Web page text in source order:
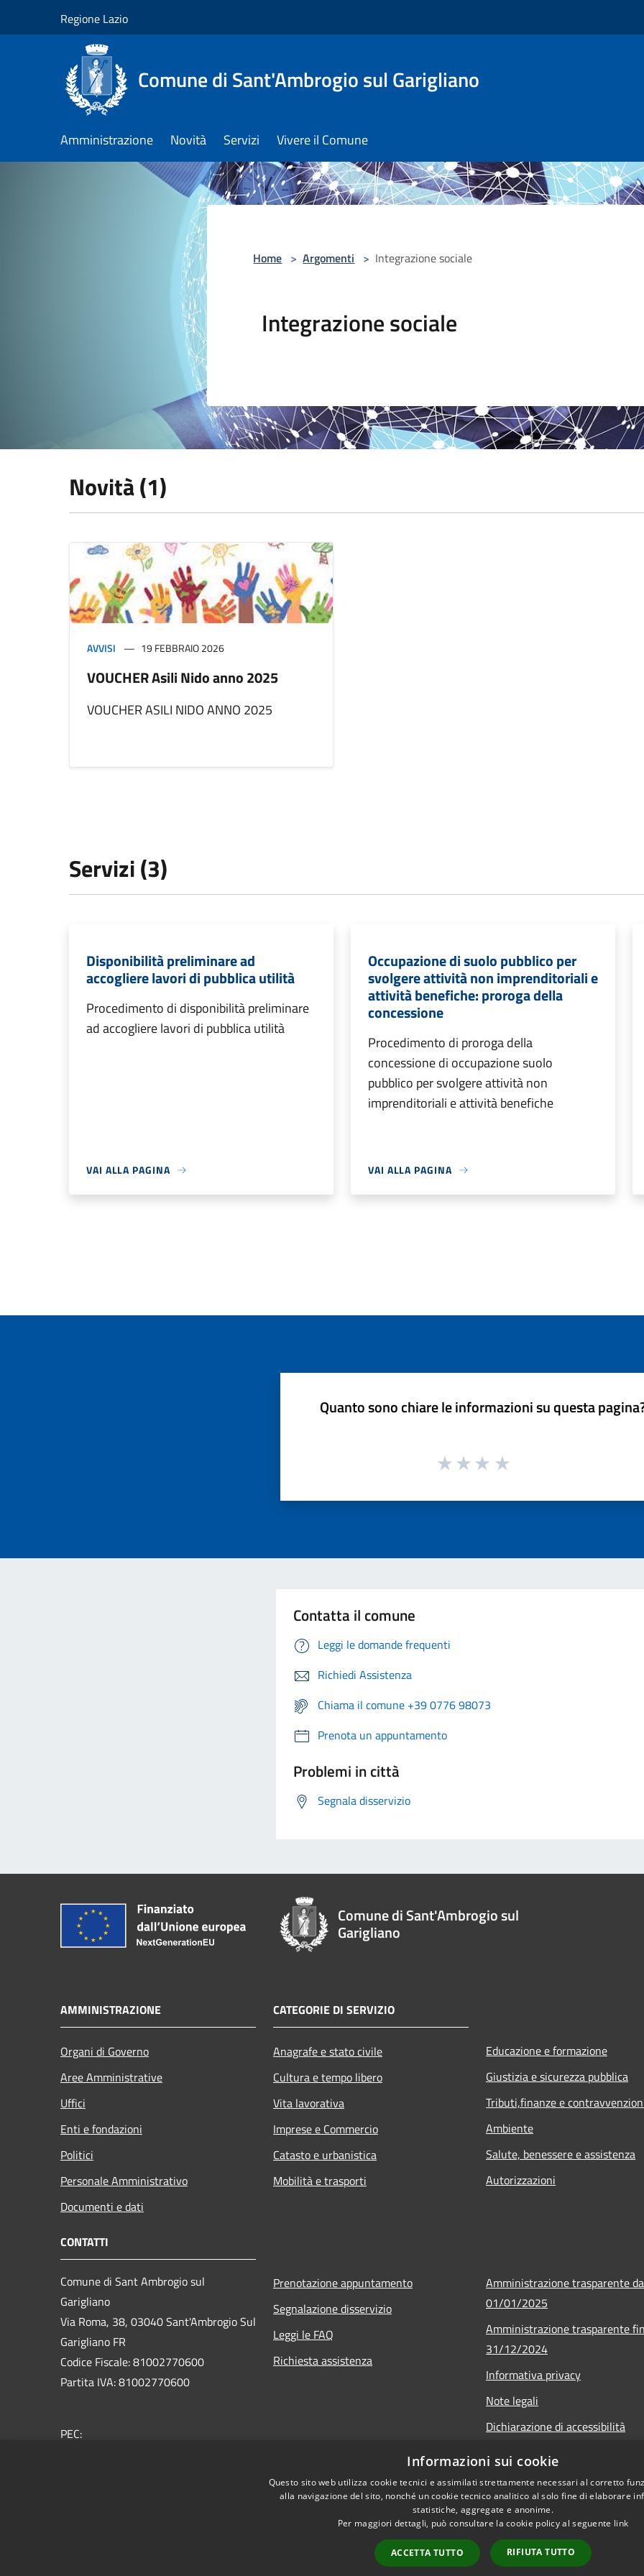
Regione Lazio
Comune di Sant'Ambrogio sul Garigliano
Amministrazione Novità Servizi Vivere il Comune
Home > Argomenti > Integrazione sociale
Integrazione sociale
Novità (1)
AVVISI 19 FEBBRAIO 2026
VOUCHER Asili Nido anno 2025
VOUCHER ASILI NIDO ANNO 2025
Servizi (3)
Disponibilità preliminare ad
accogliere lavori di pubblica utilità
Procedimento di disponibilità preliminare
ad accogliere lavori di pubblica utilità
VAI ALLA PAGINA
Occupazione di suolo pubblico per
svolgere attività non imprenditoriali e
attività benefiche: proroga della
concessione
Procedimento di proroga della
concessione di occupazione suolo
pubblico per svolgere attività non
imprenditoriali e attività benefiche
VAI ALLA PAGINA
Quanto sono chiare le informazioni su questa
Contatta il comune
Leggi le domande frequenti
Richiedi Assistenza
Chiama il comune +39 0776 98073
Prenota un appuntamento
Problemi in città
Segnala disservizio
Comune di Sant'Ambrogio sul
Garigliano
AMMINISTRAZIONE
Organi di Governo
Aree Amministrative
Uffici
Enti e fondazioni
Politici
Personale Amministrativo
Documenti e dati
CATEGORIE DI SERVIZIO
Anagrafe e stato civile
Cultura e tempo libero
Vita lavorativa
Imprese e Commercio
Catasto e urbanistica
Mobilità e trasporti
Educazione e formazione
Giustizia e sicurezza pubblica
Tributi,finanze e
Ambiente
Salute, benessere e assistenza
Autorizzazioni
CONTATTI
Comune di Sant Ambrogio sul
Garigliano
Via Roma, 38, 03040 Sant'Ambrogio Sul
Garigliano FR
Codice Fiscale: 81002770600
Partita IVA: 81002770600
PEC:
Prenotazione appuntamento
Segnalazione disservizio
Leggi le FAQ
Richiesta assistenza
Amministrazione trasparente
01/01/2025
Amministrazione trasparente
31/12/2024
Informativa privacy
Note legali
Dichiarazione di accessibilità
Copyright © 2026 • Comune
Informazioni sui cookie
Questo sito web utilizza cookie tecnici e assimilati strettamente necessari al corretto
alla navigazione del sito, nonché un cookie tecnico analitico al solo fine di elaborare
statistiche, aggregate e anonime.
Per maggiori dettagli, può consultare la cookie policy al seguente link
ACCETTA TUTTO RIFIUTA TUTTO